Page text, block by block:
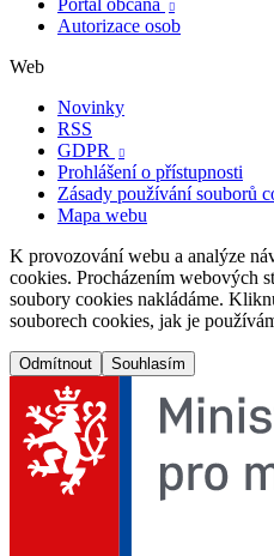
Portál občana

Autorizace osob
Web
Novinky
RSS
GDPR

Prohlášení o přístupnosti
Zásady používání souborů
Mapa webu
K provozování webu a analýze
cookies. Procházením webových
soubory cookies nakládáme.
souborech cookies, jak je
Odmítnout Souhlasím